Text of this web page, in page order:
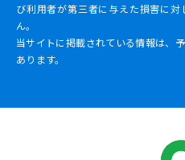
び利用者が第三者に与えた損害に
ん。
当サイトに掲載されている情報は、
あります。